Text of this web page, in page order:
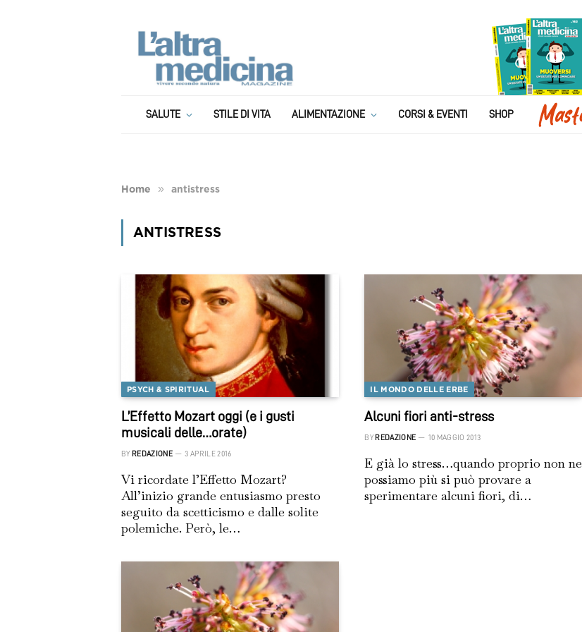
SALUTE STILE DI VITA ALIMENTAZIONE CORSI & EVENTI SHOP
Home » antistress
ANTISTRESS
PSYCH & SPIRITUAL
L’Effetto Mozart oggi (e i gusti
musicali delle…orate)
BY REDAZIONE 3 APRILE 2016
Vi ricordate l’Effetto Mozart?
All’inizio grande entusiasmo presto
seguito da scetticismo e dalle solite
polemiche. Però, le…
IL MONDO DELLE ERBE
Alcuni fiori anti-stress
BY REDAZIONE 10 MAGGIO 2013
E già lo stress…quando proprio non ne
possiamo più si può provare a
sperimentare alcuni fiori, di…